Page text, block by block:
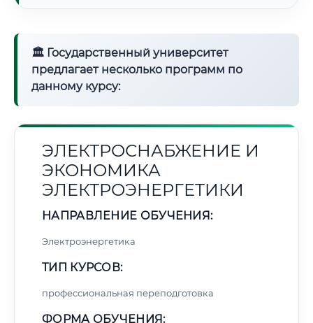
🏛 Государственный университет
предлагает несколько программ по
данному курсу:
ЭЛЕКТРОСНАБЖЕНИЕ И
ЭКОНОМИКА
ЭЛЕКТРОЭНЕРГЕТИКИ
НАПРАВЛЕНИЕ ОБУЧЕНИЯ:
Электроэнергетика
ТИП КУРСОВ:
профессиональная переподготовка
ФОРМА ОБУЧЕНИЯ: